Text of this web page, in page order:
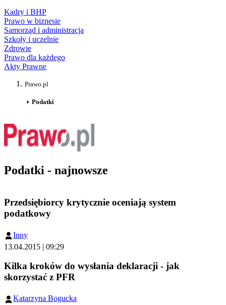
Kadry i BHP
Prawo w biznesie
Samorząd i administracja
Szkoły i uczelnie
Zdrowie
Prawo dla każdego
Akty Prawne
Prawo.pl
Podatki
Podatki - najnowsze
Przedsiębiorcy krytycznie oceniają system
podatkowy
Inny
13.04.2015 | 09:29
Kilka kroków do wysłania deklaracji - jak
skorzystać z PFR
Katarzyna Bogucka